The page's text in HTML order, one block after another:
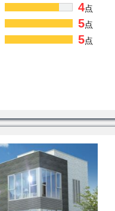
4点
5点
5点